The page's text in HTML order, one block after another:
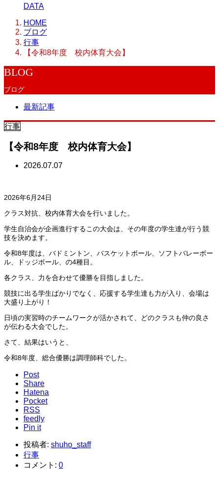
DATA
HOME
ブログ
行事
【令和8年度 校内体育大会】
BLOG
ブログ
最新記事
行事
【令和8年度 校内体育大会】
2026.07.07
2026年6月24日
クラス対抗、校内体育大会を行いました。
学生自治会が企画進行するこの大会は、その年度の学生達が行う競
技を決めます。
令和8年度は、バドミントン、バスケットボール、ソフトバレーボー
ル、ドッジボール、の4種目。
各クラス、力を合わせて優勝を目指しました。
競技に出る学生ばかりでなく、応援する学生達も力が入り、会場は
大盛り上がり！
日頃の実習時のチームワークが活かされて、どのクラスも仲の良さ
が伝わる大会でした。
さて、結果はいうと、
令和8年度、総合優勝は調理師科でした。
Post
Share
Hatena
Pocket
RSS
feedly
Pin it
投稿者: shuho_staff
行事
コメント: 0